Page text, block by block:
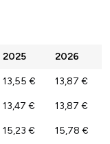
2025 2026
13,55 € 13,87 €
13,47 € 13,87 €
15,23 € 15,78 €